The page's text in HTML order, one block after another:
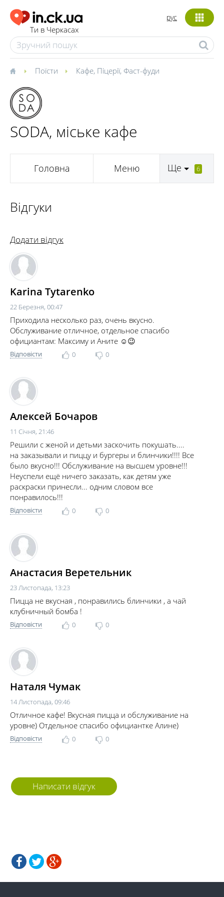
Ти в Черкасах
рус
Поїсти Кафе, Піцерії, Фаст-фуди
SODA, міське кафе
Головна Меню Ще 6
Відгуки
Додати відгук
Karina Tytarenko
22 Березня, 00:47
Приходила несколько раз, очень вкусно.
Обслуживание отличное, отдельное спасибо
официантам: Максиму и Аните ☺️😉
Відповісти 0 0
Алексей Бочаров
11 Січня, 21:46
Решили с женой и детьми заскочить покушать....
на заказывали и пиццу и бургеры и блинчики!!!! Все
было вкусно!!! Обслуживание на высшем уровне!!!
Неуспели ещё ничего заказать, как детям уже
раскраски принесли... одним словом все
понравилось!!!
Відповісти 0 0
Анастасия Веретельник
23 Листопада, 13:23
Пицца не вкусная , понравились блинчики , а чай
клубничный бомба !
Відповісти 0 0
Наталя Чумак
14 Листопада, 09:46
Отличное кафе! Вкусная пицца и обслуживание на
уровне) Отдельное спасибо официантке Алине)
Відповісти 0 0
Написати відгук